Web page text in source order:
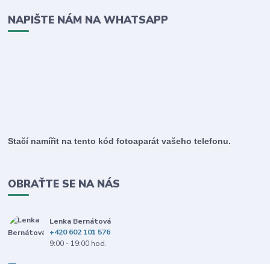
NAPIŠTE NÁM NA WHATSAPP
Stačí namířit na tento kód fotoaparát vašeho telefonu.
OBRAŤTE SE NA NÁS
Lenka Bernátová
+420 602 101 576
9:00 - 19:00 hod.